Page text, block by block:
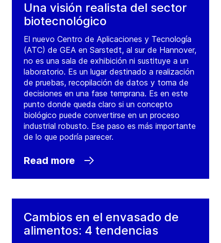
Una visión realista del sector
biotecnológico
El nuevo Centro de Aplicaciones y Tecnología
(ATC) de GEA en Sarstedt, al sur de Hannover,
no es una sala de exhibición ni sustituye a un
laboratorio. Es un lugar destinado a realización
de pruebas, recopilación de datos y toma de
decisiones en una fase temprana. Es en este
punto donde queda claro si un concepto
biológico puede convertirse en un proceso
industrial robusto. Ese paso es más importante
de lo que podría parecer.
Read more
Cambios en el envasado de
alimentos: 4 tendencias